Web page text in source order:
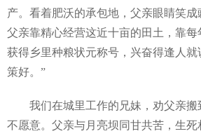
产。看着肥沃的承包地，父亲眼睛笑成
父亲靠精心经营这近十亩的田土，靠每
获得乡里种粮状元称号，兴奋得逢人就
策好。”
我们在城里工作的兄妹，劝父亲搬
不愿意。父亲与月亮坝同甘共苦，生